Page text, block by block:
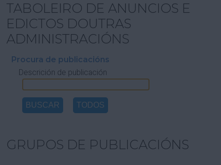
CARTAFOL CIDADÁN
UTILIDADES
AXUDA
TABOLEIRO DE ANUNCIOS E
EDICTOS DOUTRAS
ADMINISTRACIÓNS
Procura de publicacións
Descrición de publicación
GRUPOS DE PUBLICACIÓNS